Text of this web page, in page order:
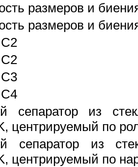
размеров и
размеров и
сепаратор из
центрируемый по
сепаратор из
центрируемый по